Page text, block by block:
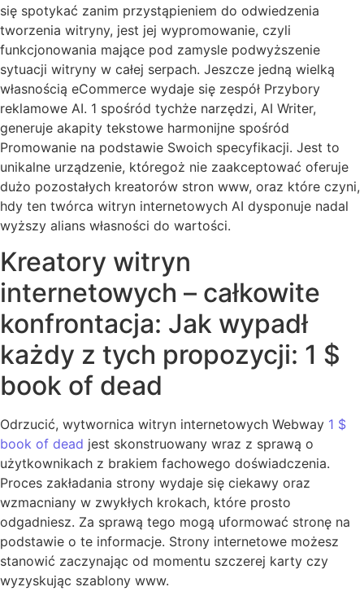
się spotykać zanim przystąpieniem do odwiedzenia
tworzenia witryny, jest jej wypromowanie, czyli
funkcjonowania mające pod zamysle podwyższenie
sytuacji witryny w całej serpach. Jeszcze jedną wielką
własnością eCommerce wydaje się zespół Przybory
reklamowe AI. 1 spośród tychże narzędzi, AI Writer,
generuje akapity tekstowe harmonijne spośród
Promowanie na podstawie Swoich specyfikacji. Jest to
unikalne urządzenie, któregoż nie zaakceptować oferuje
dużo pozostałych kreatorów stron www, oraz które czyni,
hdy ​​ten twórca witryn internetowych AI dysponuje nadal
wyższy alians własności do wartości.
Kreatory witryn
internetowych – całkowite
konfrontacja: Jak wypadł
każdy z tych propozycji: 1 $
book of dead
Odrzucić, wytwornica witryn internetowych Webway 1 $
book of dead jest skonstruowany wraz z sprawą o
użytkownikach z brakiem fachowego doświadczenia.
Proces zakładania strony wydaje się ciekawy oraz
wzmacniany w zwykłych krokach, które prosto
odgadniesz. Za sprawą tego mogą uformować stronę na
podstawie o te informacje. Strony internetowe możesz
stanowić zaczynając od momentu szczerej karty czy
wyzyskując szablony www.